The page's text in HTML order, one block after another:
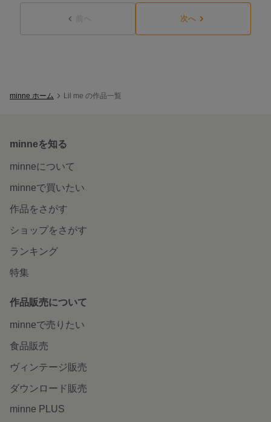
前へ 次へ
minne ホーム Lil me の作品一覧
minneを知る
minneについて
minneで買いたい
作品をさがす
ショップをさがす
ランキング
特集
作品販売について
minneで売りたい
食品販売
ヴィンテージ販売
ダウンロード販売
minne PLUS